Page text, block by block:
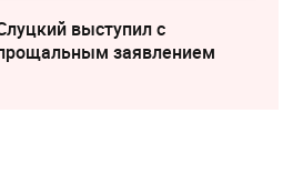
выступил с
заявлением